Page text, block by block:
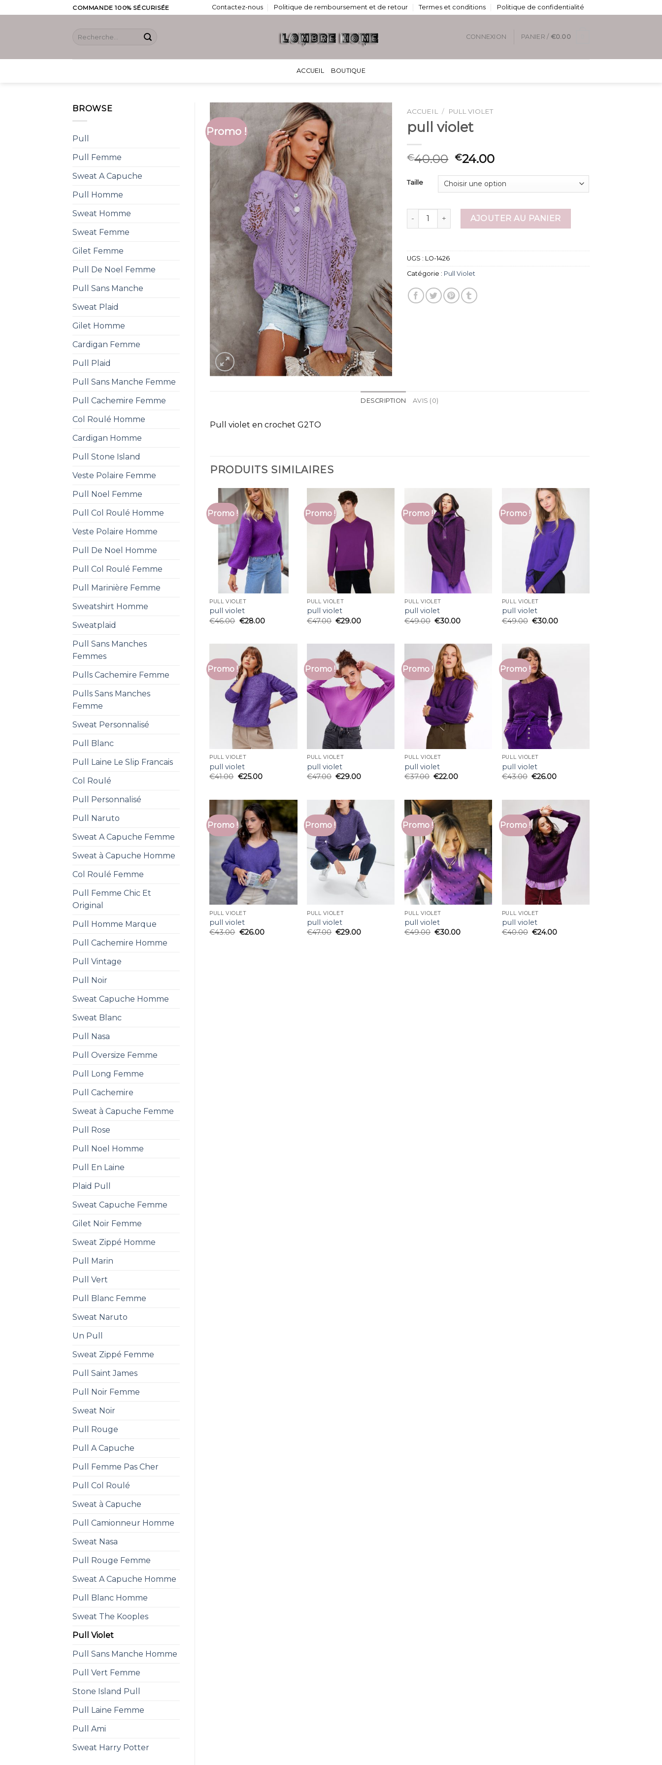
to
COMMANDE 100% SÉCURISÉE Contactez-nous Politique de remboursement et de retour Termes et conditions Politique de confidentialité
Recherche
CONNEXION PANIER / €0.00
ACCUEIL BOUTIQUE
BROWSE
Pull
Pull Femme
Sweat A Capuche
Pull Homme
Sweat Homme
Sweat Femme
Gilet Femme
Pull De Noel Femme
Pull Sans Manche
Sweat Plaid
Gilet Homme
Cardigan Femme
Pull Plaid
Pull Sans Manche Femme
Pull Cachemire Femme
Col Roulé Homme
Cardigan Homme
Pull Stone Island
Veste Polaire Femme
Pull Noel Femme
Pull Col Roulé Homme
Veste Polaire Homme
Pull De Noel Homme
Pull Col Roulé Femme
Pull Marinière Femme
Sweatshirt Homme
Sweatplaid
Pull Sans Manches
Femmes
Pulls Cachemire Femme
Pulls Sans Manches
Femme
Sweat Personnalisé
Pull Blanc
Pull Laine Le Slip Francais
Col Roulé
Pull Personnalisé
Pull Naruto
Sweat A Capuche Femme
Sweat à Capuche Homme
Col Roulé Femme
Pull Femme Chic Et
Original
Pull Homme Marque
Pull Cachemire Homme
Pull Vintage
Pull Noir
Sweat Capuche Homme
Sweat Blanc
Pull Nasa
Pull Oversize Femme
Pull Long Femme
Pull Cachemire
Sweat à Capuche Femme
Pull Rose
Pull Noel Homme
Pull En Laine
Plaid Pull
Sweat Capuche Femme
Gilet Noir Femme
Sweat Zippé Homme
Pull Marin
Pull Vert
Pull Blanc Femme
Sweat Naruto
Un Pull
Sweat Zippé Femme
Pull Saint James
Pull Noir Femme
Sweat Noir
Pull Rouge
Pull A Capuche
Pull Femme Pas Cher
Pull Col Roulé
Sweat à Capuche
Pull Camionneur Homme
Sweat Nasa
Pull Rouge Femme
Sweat A Capuche Homme
Pull Blanc Homme
Sweat The Kooples
Pull Violet
Pull Sans Manche Homme
Pull Vert Femme
Stone Island Pull
Pull Laine Femme
Pull Ami
Sweat Harry Potter
Promo !
ACCUEIL / PULL VIOLET
pull violet
€40.00 €24.00
Taille
quantité de pull violetAJOUTER AU PANIER
UGS : LO-1426
Catégorie : Pull Violet
DESCRIPTION AVIS (0)
Pull violet en crochet G2TO
PRODUITS SIMILAIRES
Promo !
PULL VIOLET
pull violet
€46.00 €28.00
Promo !
PULL VIOLET
pull violet
€47.00 €29.00
Promo !
PULL VIOLET
pull violet
€49.00 €30.00
Promo !
PULL VIOLET
pull violet
€49.00 €30.00
Promo !
PULL VIOLET
pull violet
€41.00 €25.00
Promo !
PULL VIOLET
pull violet
€47.00 €29.00
Promo !
PULL VIOLET
pull violet
€37.00 €22.00
Promo !
PULL VIOLET
pull violet
€43.00 €26.00
Promo !
PULL VIOLET
pull violet
€43.00 €26.00
Promo !
PULL VIOLET
pull violet
€47.00 €29.00
Promo !
PULL VIOLET
pull violet
€49.00 €30.00
Promo !
PULL VIOLET
pull violet
€40.00 €24.00